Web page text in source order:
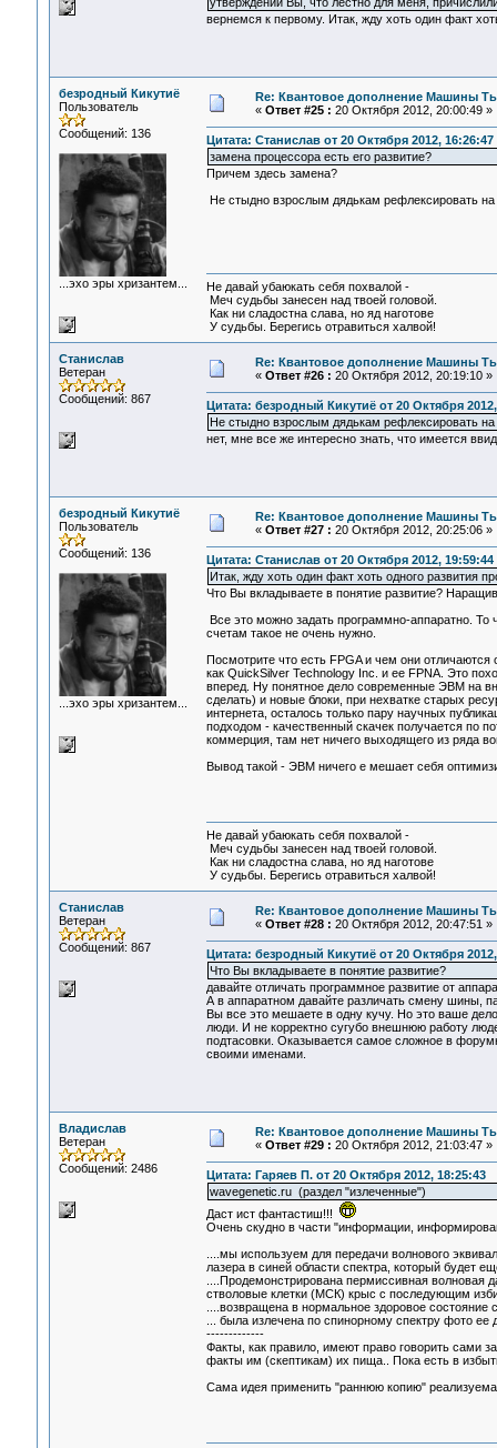
вернемся к первому. Итак, жду хоть один факт
безродный Кикутиё
Пользователь
Сообщений: 136
...эхо эры хризантем...
Re: Квантовое дополнение Машины
« Ответ #25 : 20 Октября 2012, 20:00:49 »
Цитата: Станислав от 20 Октября 2012, 16:26:47
замена процессора есть его развитие?
Причем здесь замена?
Не стыдно взрослым дядькам рефлексировать
Не давай убаюкать себя похвалой -
Меч судьбы занесен над твоей головой.
Как ни сладостна слава, но яд наготове
У судьбы. Берегись отравиться халвой!
Станислав
Ветеран
Сообщений: 867
Re: Квантовое дополнение Машины
« Ответ #26 : 20 Октября 2012, 20:19:10 »
Цитата: безродный Кикутиё от 20 Октября
Не стыдно взрослым дядькам рефлексировать
нет, мне все же интересно знать, что имеется
безродный Кикутиё
Пользователь
Сообщений: 136
...эхо эры хризантем...
Re: Квантовое дополнение Машины
« Ответ #27 : 20 Октября 2012, 20:25:06 »
Цитата: Станислав от 20 Октября 2012, 19:59:44
Итак, жду хоть один факт хоть одного развития
Что Вы вкладываете в понятие развитие?
Все это можно задать программно-аппаратно.
счетам такое не очень нужно.
Посмотрите что есть FPGA и чем они
как QuickSilver Technology Inc. и ее FPNA. Это
вперед. Ну понятное дело современные ЭВМ на
сделать) и новые блоки, при нехватке старых
интернета, осталось только пару научных
подходом - качественный скачек получается по
коммерция, там нет ничего выходящего из ряда
Вывод такой - ЭВМ ничего е мешает себя
Не давай убаюкать себя похвалой -
Меч судьбы занесен над твоей головой.
Как ни сладостна слава, но яд наготове
У судьбы. Берегись отравиться халвой!
Станислав
Ветеран
Сообщений: 867
Re: Квантовое дополнение Машины
« Ответ #28 : 20 Октября 2012, 20:47:51 »
Цитата: безродный Кикутиё от 20 Октября
Что Вы вкладываете в понятие развитие?
давайте отличать программное развитие от
А в аппаратном давайте различать смену шины,
Вы все это мешаете в одну кучу. Но это ваше
люди. И не корректно сугубо внешнюю работу
подтасовки. Оказывается самое сложное в
своими именами.
Владислав
Ветеран
Сообщений: 2486
Re: Квантовое дополнение Машины
« Ответ #29 : 20 Октября 2012, 21:03:47 »
Цитата: Гаряев П. от 20 Октября 2012, 18:25:43
wavegenetic.ru (раздел "излеченные")
Даст ист фантастиш!!!
Очень скудно в части "информации,
....мы используем для передачи волнового
лазера в синей области спектра, который будет
....Продемонстрирована пермиссивная волновая
стволовые клетки (МСК) крыс с последующим
....возвращена в нормальное здоровое состояние
... была излечена по спинорному спектру фото
-------------
Факты, как правило, имеют право говорить сами
факты им (скептикам) их пища.. Пока есть в
Сама идея применить "раннюю копию"